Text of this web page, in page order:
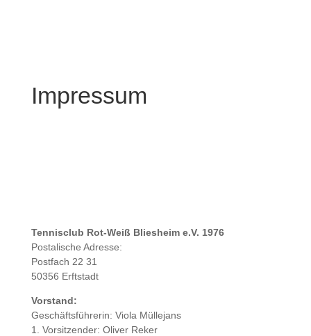
Impressum
Tennisclub Rot-Weiß Bliesheim e.V. 1976
Postalische Adresse:
Postfach 22 31
50356 Erftstadt
Vorstand:
Geschäftsführerin: Viola Müllejans
1. Vorsitzender: Oliver Reker